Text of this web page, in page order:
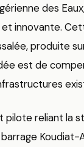
des
innovante.
produite
est de
reliant la
Koudiat-